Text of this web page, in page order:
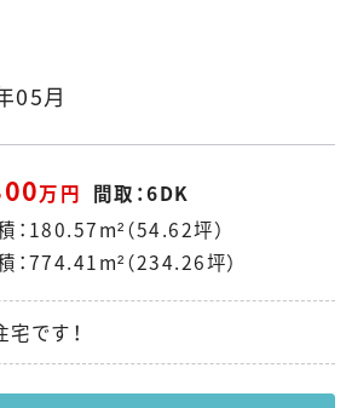
05月
万円 間取：6DK
：180.57m²（54.62坪）
：774.41m²（234.26坪）
です！